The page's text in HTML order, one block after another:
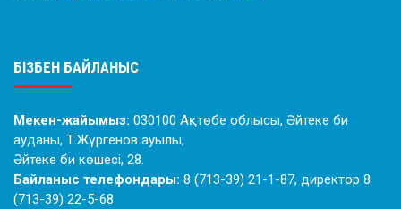
БІЗБЕН БАЙЛАНЫС
Мекен-жайымыз: 030100 Ақтөбе облысы, Әйтеке би
ауданы, Т.Жүргенов ауылы,
Әйтеке би көшесі, 28.
Байланыс телефондары: 8 (713-39) 21-1-87, директор 8
(713-39) 22-5-68